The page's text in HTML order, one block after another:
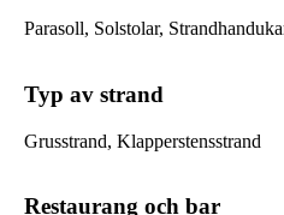
Parasoll, Solstolar,
Typ av strand
Grusstrand, Klapperstensstrand
Restaurang och bar